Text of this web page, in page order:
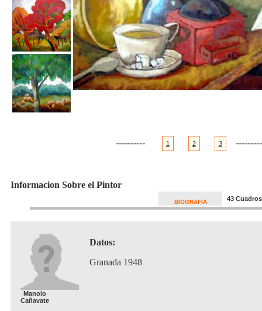
---------- 1 2 3
Informacion Sobre el Pintor
BIOGRAFIA 43 Cuadros
Manolo
Cañavate
Datos:
Granada 1948